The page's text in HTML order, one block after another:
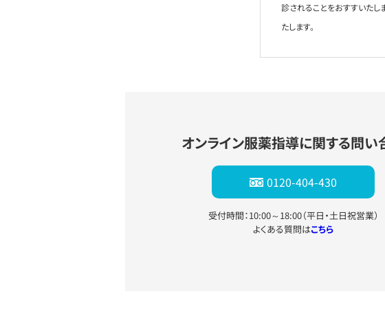
診されることをおすすいたし
たします。
オンライン服薬指導に関する問い
0120-404-430
受付時間：10:00～18:00（平日・土日祝営業）
よくある質問はこちら